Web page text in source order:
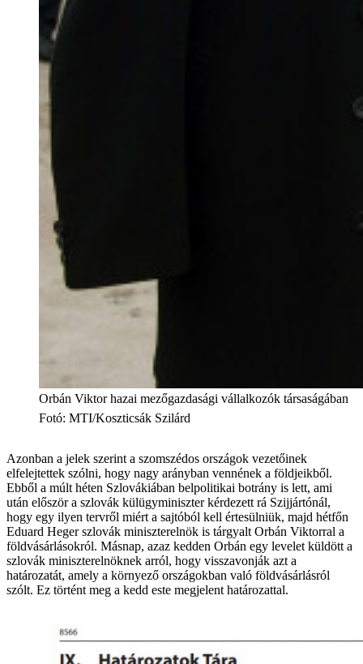
Orbán Viktor hazai mezőgazdasági vállalkozók társaságában
Fotó: MTI/Koszticsák Szilárd
Azonban a jelek szerint a szomszédos országok vezetőinek
elfelejtettek szólni, hogy nagy arányban vennének a földjeikből.
Ebből a múlt héten Szlovákiában belpolitikai botrány is lett, ami
után először a szlovák külügyminiszter kérdezett rá Szijjártónál,
hogy egy ilyen tervről miért a sajtóból kell értesülniük, majd hétfőn
Eduard Heger szlovák miniszterelnök is tárgyalt Orbán Viktorral a
földvásárlásokról. Másnap, azaz kedden Orbán egy levelet küldött a
szlovák miniszterelnöknek arról, hogy visszavonják azt a
határozatát, amely a környező országokban való földvásárlásról
szólt. Ez történt meg a kedd este megjelent határozattal.